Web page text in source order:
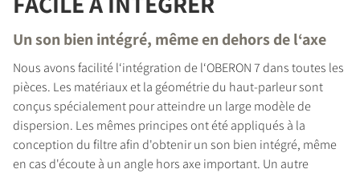
Un son bien intégré, même en dehors de l‘axe
Nous avons facilité l‘intégration de l‘OBERON 7 dans toutes les
pièces. Les matériaux et la géométrie du haut-parleur sont
conçus spécialement pour atteindre un large modèle de
dispersion. Les mêmes principes ont été appliqués à la
conception du filtre afin d'obtenir un son bien intégré, même
en cas d'écoute à un angle hors axe important. Un autre